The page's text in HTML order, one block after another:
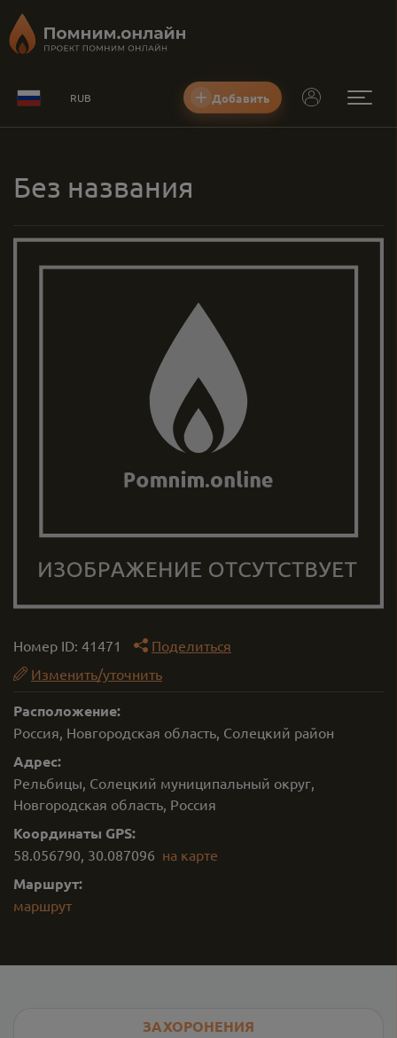
RUB Добавить
Без названия
Номер ID: 41471
Поделиться
Изменить/уточнить
Расположение:
Россия, Новгородская область, Солецкий район
Адрес:
Рельбицы, Солецкий муниципальный округ,
Новгородская область, Россия
Координаты GPS:
58.056790, 30.087096 на карте
Маршрут:
маршрут
ЗАХОРОНЕНИЯ